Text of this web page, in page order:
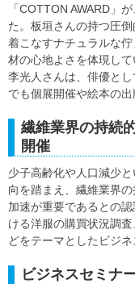
「COTTON AWARD」
た。板垣さんの持つ圧
着こなすナチュラルな
材の心地よさを体現し
李光人さんは、俳優と
でも個展開催や絵本の
繊維業界の持続
開催
少子高齢化や人口減少
向を踏まえ、繊維業界
加速が重要であるとの
ける洋服の購買状況調
どをテーマとしたビジ
ビジネスセミナ